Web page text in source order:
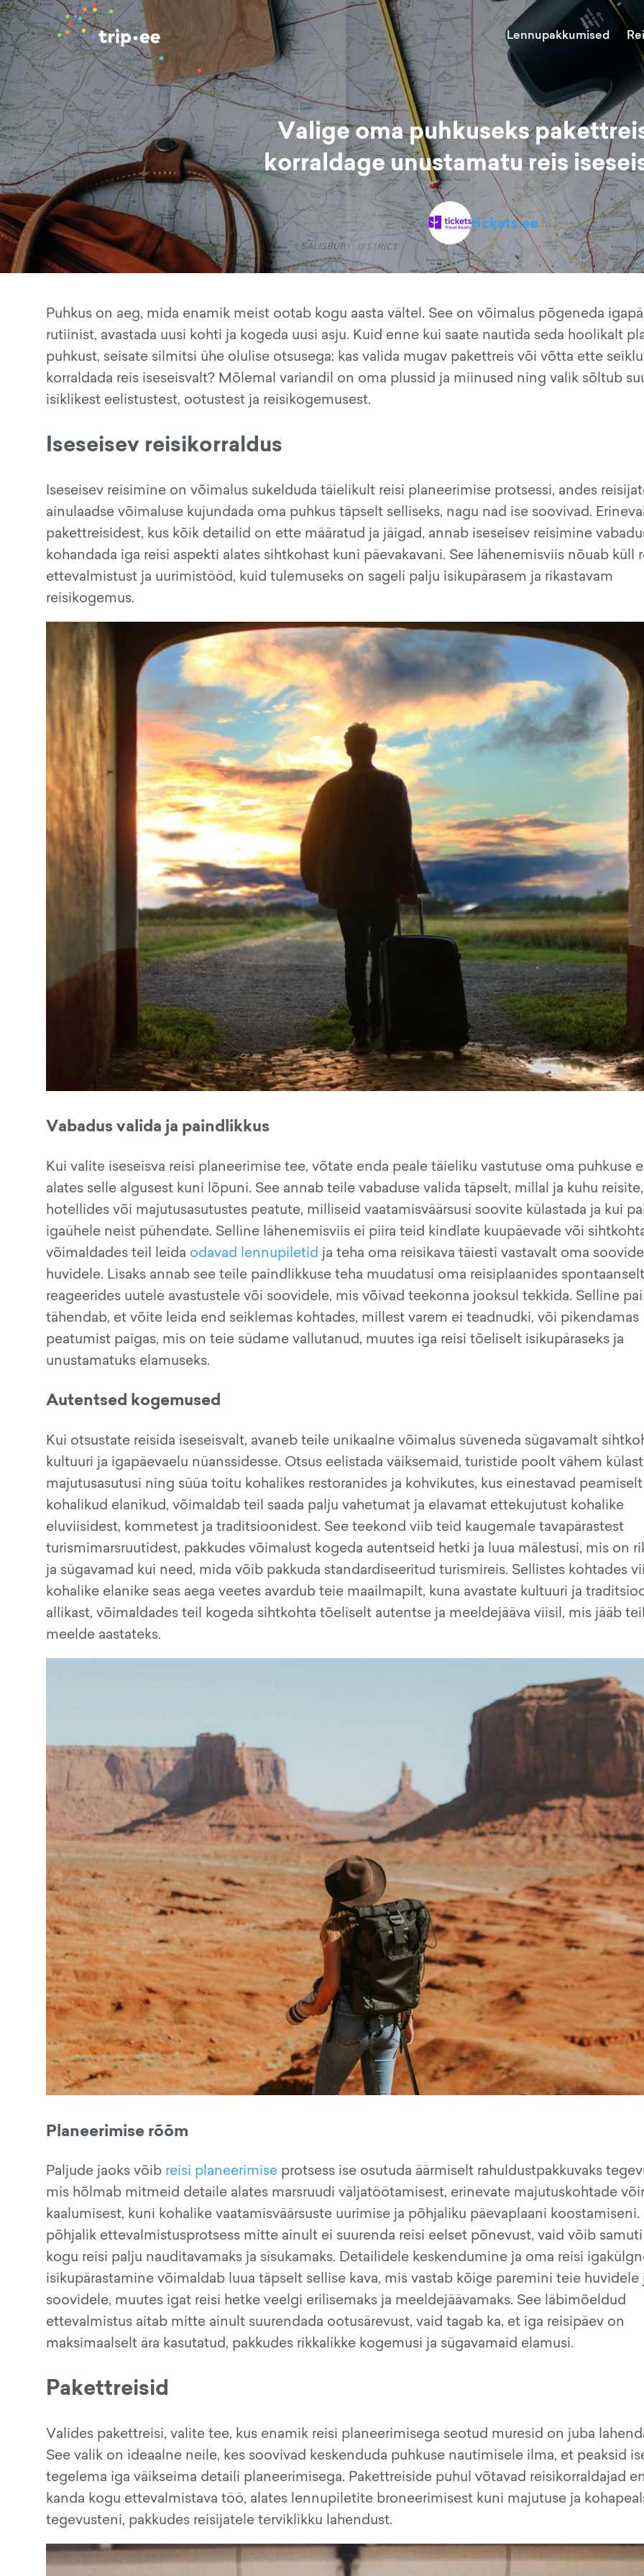
Lennupakkumised
Valige oma puhkuseks
korraldage unustamatu reis
tickets.ee
Puhkus on aeg, mida enamik meist ootab kogu aasta vältel. See on võimalus põgeneda
rutiinist, avastada uusi kohti ja kogeda uusi asju. Kuid enne kui saate nautida seda hoolikalt
puhkust, seisate silmitsi ühe olulise otsusega: kas valida mugav pakettreis või võtta ette
korraldada reis iseseisvalt? Mõlemal variandil on oma plussid ja miinused ning valik sõltub
isiklikest eelistustest, ootustest ja reisikogemusest.
Iseseisev reisikorraldus
Iseseisev reisimine on võimalus sukelduda täielikult reisi planeerimise protsessi, andes
ainulaadse võimaluse kujundada oma puhkus täpselt selliseks, nagu nad ise soovivad.
pakettreisidest, kus kõik detailid on ette määratud ja jäigad, annab iseseisev reisimine
kohandada iga reisi aspekti alates sihtkohast kuni päevakavani. See lähenemisviis nõuab küll
ettevalmistust ja uurimistööd, kuid tulemuseks on sageli palju isikupärasem ja rikastavam
reisikogemus.
Vabadus valida ja paindlikkus
Kui valite iseseisva reisi planeerimise tee, võtate enda peale täieliku vastutuse oma puhkuse
alates selle algusest kuni lõpuni. See annab teile vabaduse valida täpselt, millal ja kuhu
hotellides või majutusasutustes peatute, milliseid vaatamisväärsusi soovite külastada ja kui
igaühele neist pühendate. Selline lähenemisviis ei piira teid kindlate kuupäevade või
võimaldades teil leida odavad lennupiletid ja teha oma reisikava täiesti vastavalt oma
huvidele. Lisaks annab see teile paindlikkuse teha muudatusi oma reisiplaanides
reageerides uutele avastustele või soovidele, mis võivad teekonna jooksul tekkida. Selline
tähendab, et võite leida end seiklemas kohtades, millest varem ei teadnudki, või pikendamas
peatumist paigas, mis on teie südame vallutanud, muutes iga reisi tõeliselt isikupäraseks ja
unustamatuks elamuseks.
Autentsed kogemused
Kui otsustate reisida iseseisvalt, avaneb teile unikaalne võimalus süveneda sügavamalt
kultuuri ja igapäevaelu nüanssidesse. Otsus eelistada väiksemaid, turistide poolt vähem
majutusasutusi ning süüa toitu kohalikes restoranides ja kohvikutes, kus einestavad peamiselt
kohalikud elanikud, võimaldab teil saada palju vahetumat ja elavamat ettekujutust kohalike
eluviisidest, kommetest ja traditsioonidest. See teekond viib teid kaugemale tavapärastest
turismimarsruutidest, pakkudes võimalust kogeda autentseid hetki ja luua mälestusi, mis on
ja sügavamad kui need, mida võib pakkuda standardiseeritud turismireis. Sellistes kohtades
kohalike elanike seas aega veetes avardub teie maailmapilt, kuna avastate kultuuri ja
allikast, võimaldades teil kogeda sihtkohta tõeliselt autentse ja meeldejääva viisil, mis jääb
meelde aastateks.
Planeerimise rõõm
Paljude jaoks võib reisi planeerimise protsess ise osutuda äärmiselt rahuldustpakkuvaks
mis hõlmab mitmeid detaile alates marsruudi väljatöötamisest, erinevate majutuskohtade
kaalumisest, kuni kohalike vaatamisväärsuste uurimise ja põhjaliku päevaplaani
põhjalik ettevalmistusprotsess mitte ainult ei suurenda reisi eelset põnevust, vaid võib
kogu reisi palju nauditavamaks ja sisukamaks. Detailidele keskendumine ja oma reisi
isikupärastamine võimaldab luua täpselt sellise kava, mis vastab kõige paremini teie huvidele
soovidele, muutes igat reisi hetke veelgi erilisemaks ja meeldejäävamaks. See läbimõeldud
ettevalmistus aitab mitte ainult suurendada ootusärevust, vaid tagab ka, et iga reisipäev on
maksimaalselt ära kasutatud, pakkudes rikkalikke kogemusi ja sügavamaid elamusi.
Pakettreisid
Valides pakettreisi, valite tee, kus enamik reisi planeerimisega seotud muresid on juba
See valik on ideaalne neile, kes soovivad keskenduda puhkuse nautimisele ilma, et peaksid
tegelema iga väikseima detaili planeerimisega. Pakettreiside puhul võtavad reisikorraldajad
kanda kogu ettevalmistava töö, alates lennupiletite broneerimisest kuni majutuse ja
tegevusteni, pakkudes reisijatele terviklikku lahendust.